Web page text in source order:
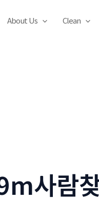
About Us Clean
사람